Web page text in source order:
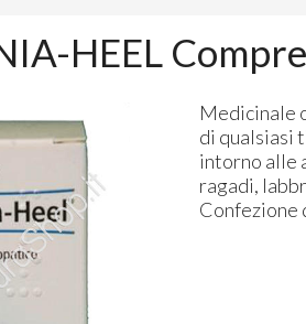
HEEL
Medicinale
di qualsiasi
intorno alle
ragadi,
Confezione